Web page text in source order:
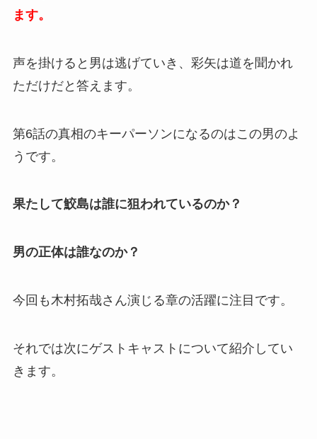
ます。
声を掛けると男は逃げていき、彩矢は道を聞かれ
ただけだと答えます。
第6話の真相のキーパーソンになるのはこの男のよ
うです。
果たして鮫島は誰に狙われているのか？
男の正体は誰なのか？
今回も木村拓哉さん演じる章の活躍に注目です。
それでは次にゲストキャストについて紹介してい
きます。